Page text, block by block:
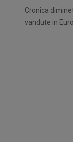
Cronica
vandute in